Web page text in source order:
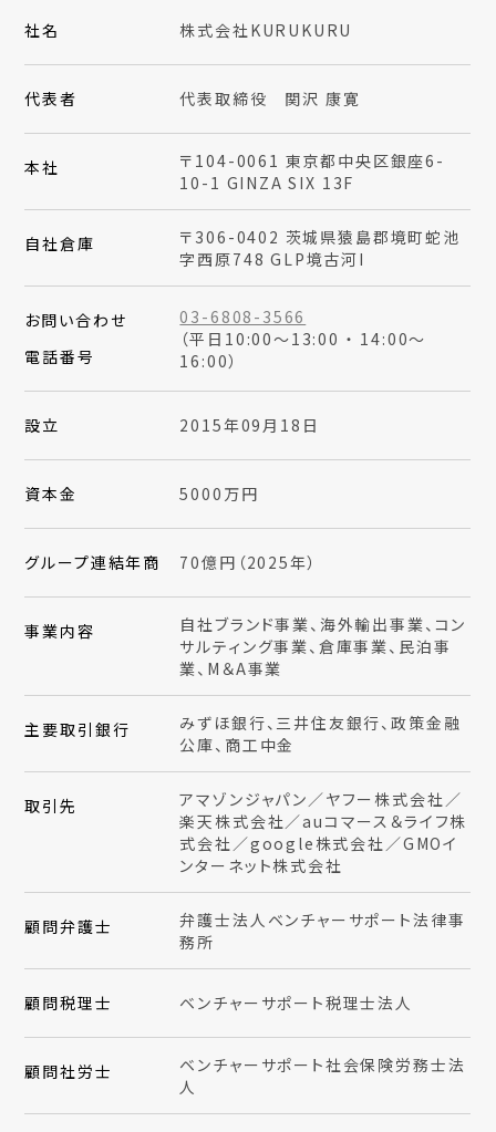
社名 株式会社KURUKURU
代表者 代表取締役 関沢 康寛
本社
〒104-0061 東京都中央区銀座6-
10-1 GINZA SIX 13F
自社倉庫
〒306-0402 茨城県猿島郡境町蛇池
字西原748 GLP境古河I
お問い合わせ
電話番号
03-6808-3566
（平日10:00～13:00 ・ 14:00～
16:00）
設立 2015年09月18日
資本金 5000万円
グループ連結年商 70億円（2025年）
事業内容
自社ブランド事業、海外輸出事業、コン
サルティング事業、倉庫事業、民泊事
業、M＆A事業
主要取引銀行
みずほ銀行、三井住友銀行、政策金融
公庫、商工中金
取引先
アマゾンジャパン／ヤフー株式会社／
楽天株式会社／auコマース＆ライフ株
式会社／google株式会社／GMOイ
ンターネット株式会社
顧問弁護士
弁護士法人ベンチャーサポート法律事
務所
顧問税理士 ベンチャーサポート税理士法人
顧問社労士
ベンチャーサポート社会保険労務士法
人